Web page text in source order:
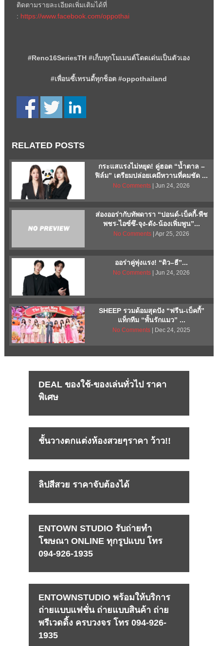
ติดตามรายละเอียดเพิ่มเติมได้ที่
: https://www.facebook.com/oppothai
#Reno16SeriesTH #เก็บทุกโมเมนต์โดดเด่นเป็นตัวเอง
#เพื่อนซี้เทรนดี้ทุกช็อต#oppothailand
RELATED POSTS
กระแสแรงไม่หยุด! คู่ฮอต “น้ำตาล –
ฟิล์ม” เตรียมปล่อยเคมีหวานที่คมชัด ...
No Comments | Jun 24, 2026
ส่องออร่ากับทัพดารา “ปอนด์-เบ็คกี้-พีช
พชร-ไอซ์ซึ-จุง-ดัง-น้องเพิ่มพูน”...
No Comments | Apr 25, 2026
ออร่าคู่พุ่งแรง! “ดิว–ธี”...
No Comments | Jun 24, 2026
SHEEP รวมด้อมสุดปัง “ฟรีน-เบ็คกี้”
แท็กทีม “พั้นรักแมว” ...
No Comments | Dec 24, 2025
DEAL ของใช้-ของเล่นทั่วไป ราคา
พิเศษ
ชั้นวางตกแต่งห้องสวยๆราคา ว้าว!!
ลิปสีสวย ราคาจับต้องได้
ENTOWN STUDIO รับถ่ายทำ
โฆษณา ONLINE ทุกรูปแบบ โทร
094-926-1935
ENTOWNSTUDIO พร้อมให้บริการ
ถ่ายแบบแฟชั่น ถ่ายแบบสินค้า ถ่าย
พรีเวดดิ้ง ครบวงจร โทร 094-926-
1935